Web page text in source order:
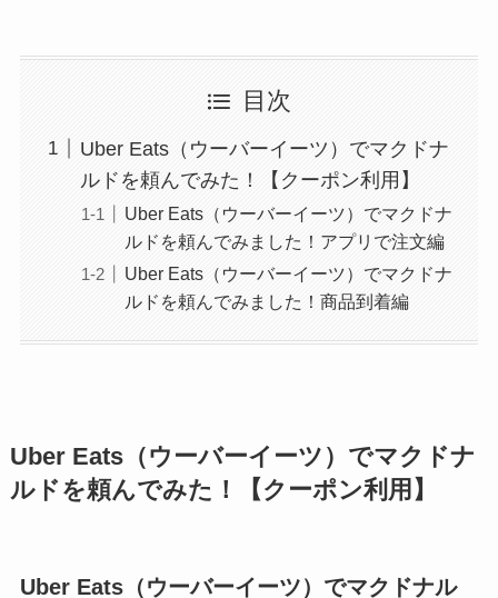
目次
Uber Eats（ウーバーイーツ）でマクドナ
ルドを頼んでみた！【クーポン利用】
Uber Eats（ウーバーイーツ）でマクドナ
ルドを頼んでみました！アプリで注文編
Uber Eats（ウーバーイーツ）でマクドナ
ルドを頼んでみました！商品到着編
Uber Eats（ウーバーイーツ）でマクドナ
ルドを頼んでみた！【クーポン利用】
Uber Eats（ウーバーイーツ）でマクドナル